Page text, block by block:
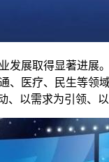
取得显著进展
、医疗、民生等
以需求为引领、